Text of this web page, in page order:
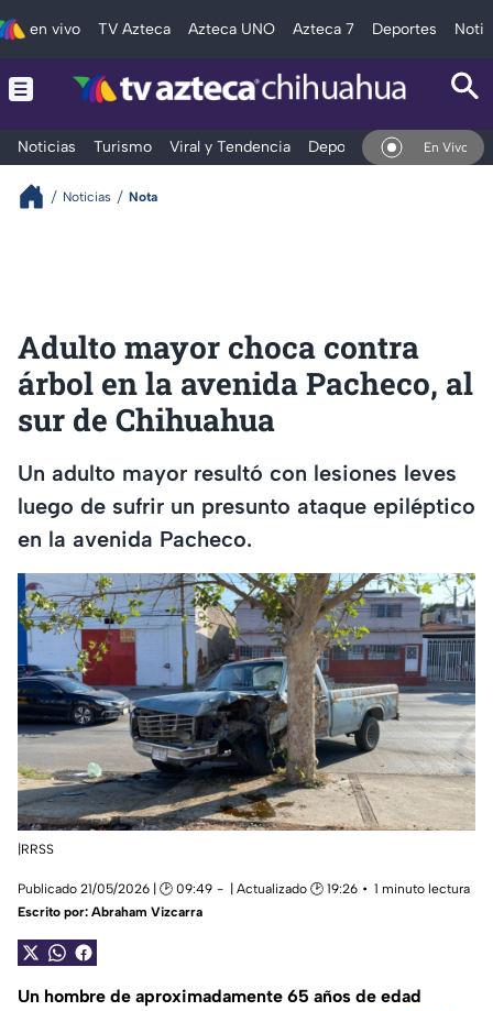
en vivo TV Azteca Azteca UNO Azteca 7 Deportes
Noticias Turismo Viral y Tendencia Deportes Espectáculos
En Vivo
Noticias Nota
Adulto mayor choca contra
árbol en la avenida Pacheco, al
sur de Chihuahua
Un adulto mayor resultó con lesiones leves
luego de sufrir un presunto ataque epiléptico
en la avenida Pacheco.
|RRSS
Publicado 21/05/2026 | 🕑 09:49 | Actualizado 🕑 19:26
1 minuto lectura
Escrito por: Abraham Vizcarra
Un hombre de aproximadamente 65 años de edad